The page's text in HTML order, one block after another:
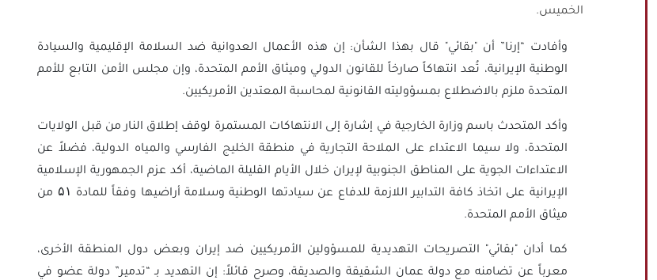
الخميس.
وأفادت “إرنا” أن "بقائي" قال بهذا الشأن: إن هذه الأعمال العدوانية ضد السلامة الإقليمية والسيادة
الوطنية الإيرانية، تُعد انتهاكاً صارخاً للقانون الدولي وميثاق الأمم المتحدة، وإن مجلس الأمن التابع للأمم
المتحدة ملزم بالاضطلاع بمسؤوليته القانونية لمحاسبة المعتدين الأمريكيين.
وأكد المتحدث باسم وزارة الخارجية في إشارة إلى الانتهاكات المستمرة لوقف إطلاق النار من قبل الولايات
المتحدة، ولا سيما الاعتداء على الملاحة التجارية في منطقة الخليج الفارسي والمياه الدولية، فضلاً عن
الاعتداءات الجوية على المناطق الجنوبية لإيران خلال الأيام القليلة الماضية، أكد عزم الجمهورية الإسلامية
الإيرانية على اتخاذ كافة التدابير اللازمة للدفاع عن سيادتها الوطنية وسلامة أراضيها وفقاً للمادة ۵۱ من
ميثاق الأمم المتحدة.
كما أدان "بقائي" التصريحات التهديدية للمسؤولين الأمريكيين ضد إيران وبعض دول المنطقة الأخرى،
معرباً عن تضامنه مع دولة عمان الشقيقة والصديقة، وصرح قائلاً: إن التهديد بـ “تدمير” دولة عضو في